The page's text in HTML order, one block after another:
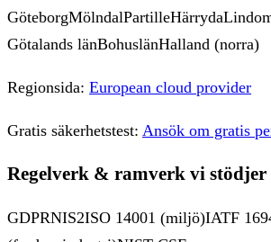
GöteborgMölndalPartilleHärryda
Götalands länBohuslänHalland (norra)
Regionsida: European cloud provider
Gratis säkerhetstest: Ansök om gratis
Regelverk & ramverk vi stödjer
GDPRNIS2ISO 14001 (miljö)IATF